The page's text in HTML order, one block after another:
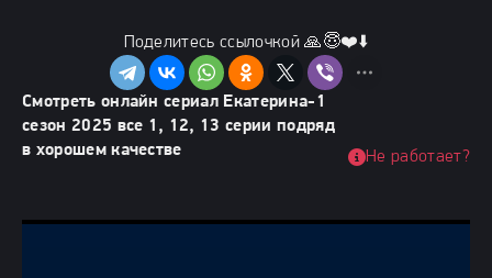
Поделитесь ссылочкой 🙏😇❤️⬇️
Смотреть онлайн сериал Екатерина-1
сезон 2025 все 1, 12, 13 серии подряд
в хорошем качестве
Не работает?